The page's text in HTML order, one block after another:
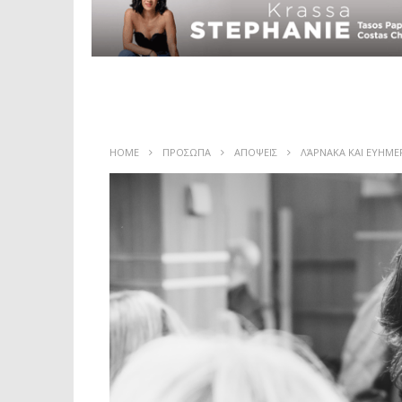
HOME ΠΡΟΣΩΠΑ ΑΠΟΨΕΙΣ ΛΆΡΝΑΚΑ ΚΑΙ